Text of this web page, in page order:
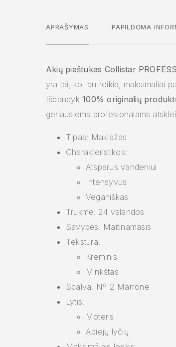
APRAŠYMAS PAPILDOMA
Akių pieštukas Collistar
yra tai, ko tau reikia, maksimaliai
Išbandyk100% originalių
geriausiems profesionalams
Tipas: Makiažas
Charakteristikos:
Atsparus vandeniui
Intensyvus
Veganiškas
Trukmė: 24 valandos
Savybės: Maitinamasis
Tekstūra:
Kreminis
Minkštas
Spalva: Nº 2 Marrone
Lytis:
Moteris
Abiejų lyčių